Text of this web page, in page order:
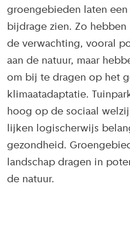
groengebieden laten
bijdrage zien. Zo
de verwachting, vooral
aan de natuur, maar
om bij te dragen op het
klimaatadaptatie.
hoog op de sociaal
lijken logischerwijs
gezondheid.
landschap dragen in
de natuur.